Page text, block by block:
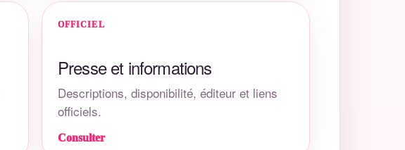
OFFICIEL
Presse et informations
Descriptions, disponibilité, éditeur et liens
officiels.
Consulter